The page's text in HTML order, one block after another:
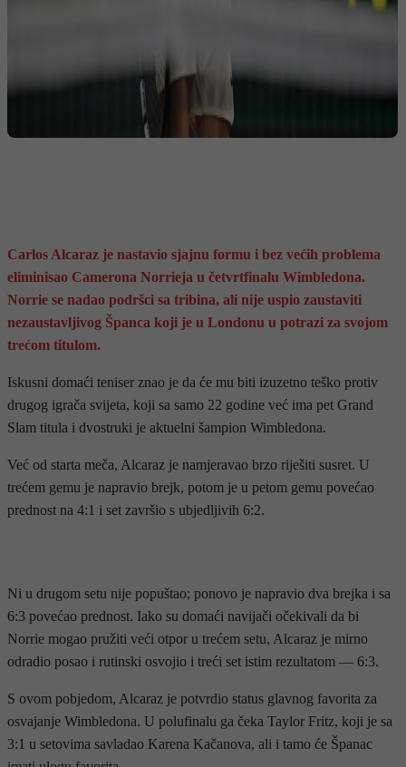
Carlos Alcaraz je nastavio sjajnu formu i bez većih problema
eliminisao Camerona Norrieja u četvrtfinalu Wimbledona.
Norrie se nadao podršci sa tribina, ali nije uspio zaustaviti
nezaustavljivog Španca koji je u Londonu u potrazi za svojom
trećom titulom.
Iskusni domaći teniser znao je da će mu biti izuzetno teško protiv
drugog igrača svijeta, koji sa samo 22 godine već ima pet Grand
Slam titula i dvostruki je aktuelni šampion Wimbledona.
Već od starta meča, Alcaraz je namjeravao brzo riješiti susret. U
trećem gemu je napravio brejk, potom je u petom gemu povećao
prednost na 4:1 i set završio s ubjedljivih 6:2.
Ni u drugom setu nije popuštao; ponovo je napravio dva brejka i sa
6:3 povećao prednost. Iako su domaći navijači očekivali da bi
Norrie mogao pružiti veći otpor u trećem setu, Alcaraz je mirno
odradio posao i rutinski osvojio i treći set istim rezultatom — 6:3.
S ovom pobjedom, Alcaraz je potvrdio status glavnog favorita za
osvajanje Wimbledona. U polufinalu ga čeka Taylor Fritz, koji je sa
3:1 u setovima savladao Karena Kačanova, ali i tamo će Španac